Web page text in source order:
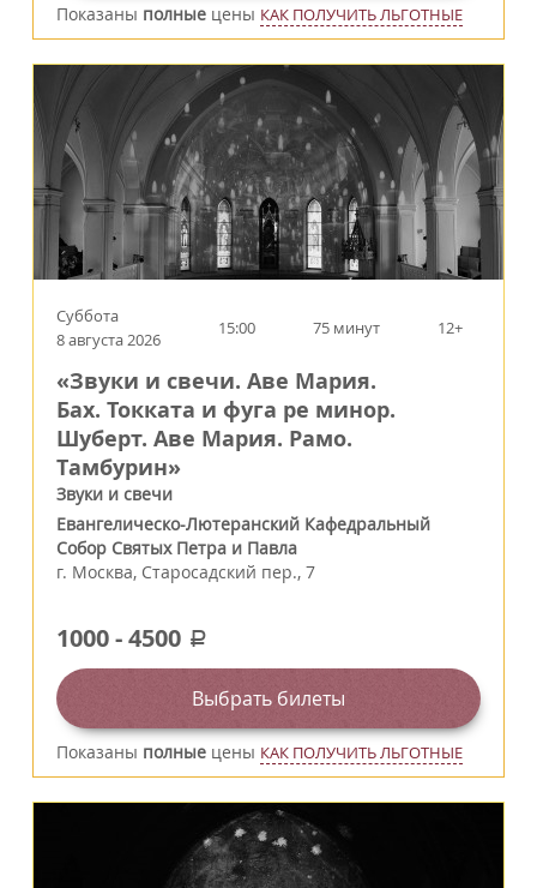
Показаны полные цены КАК ПОЛУЧИТЬ ЛЬГОТНЫЕ
Суббота
8 августа 2026
15:00 75 минут 12+
«Звуки и свечи. Аве Мария.
Бах. Токката и фуга ре минор.
Шуберт. Аве Мария. Рамо.
Тамбурин»
Звуки и свечи
Евангелическо-Лютеранский Кафедральный
Собор Святых Петра и Павла
г. Москва, Старосадский пер., 7
1000-4500 a
Выбрать билеты
Показаны полные цены КАК ПОЛУЧИТЬ ЛЬГОТНЫЕ